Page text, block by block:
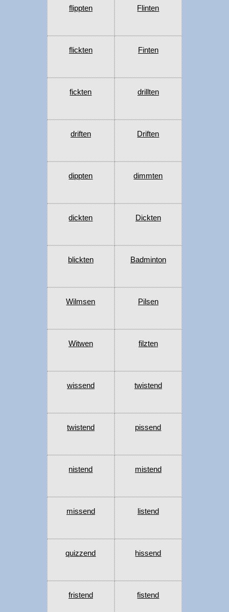
flippten Flinten
flickten Finten
fickten drillten
driften Driften
dippten dimmten
dickten Dickten
blickten Badminton
Wilmsen Pilsen
Witwen filzten
wissend twistend
twistend pissend
nistend mistend
missend listend
quizzend hissend
fristend fistend